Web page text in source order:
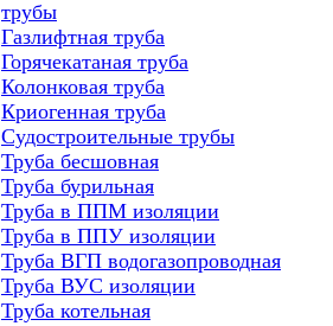
трубы
Газлифтная труба
Горячекатаная труба
Колонковая труба
Криогенная труба
Судостроительные трубы
Труба бесшовная
Труба бурильная
Труба в ППМ изоляции
Труба в ППУ изоляции
Труба ВГП водогазопроводная
Труба ВУС изоляции
Труба котельная